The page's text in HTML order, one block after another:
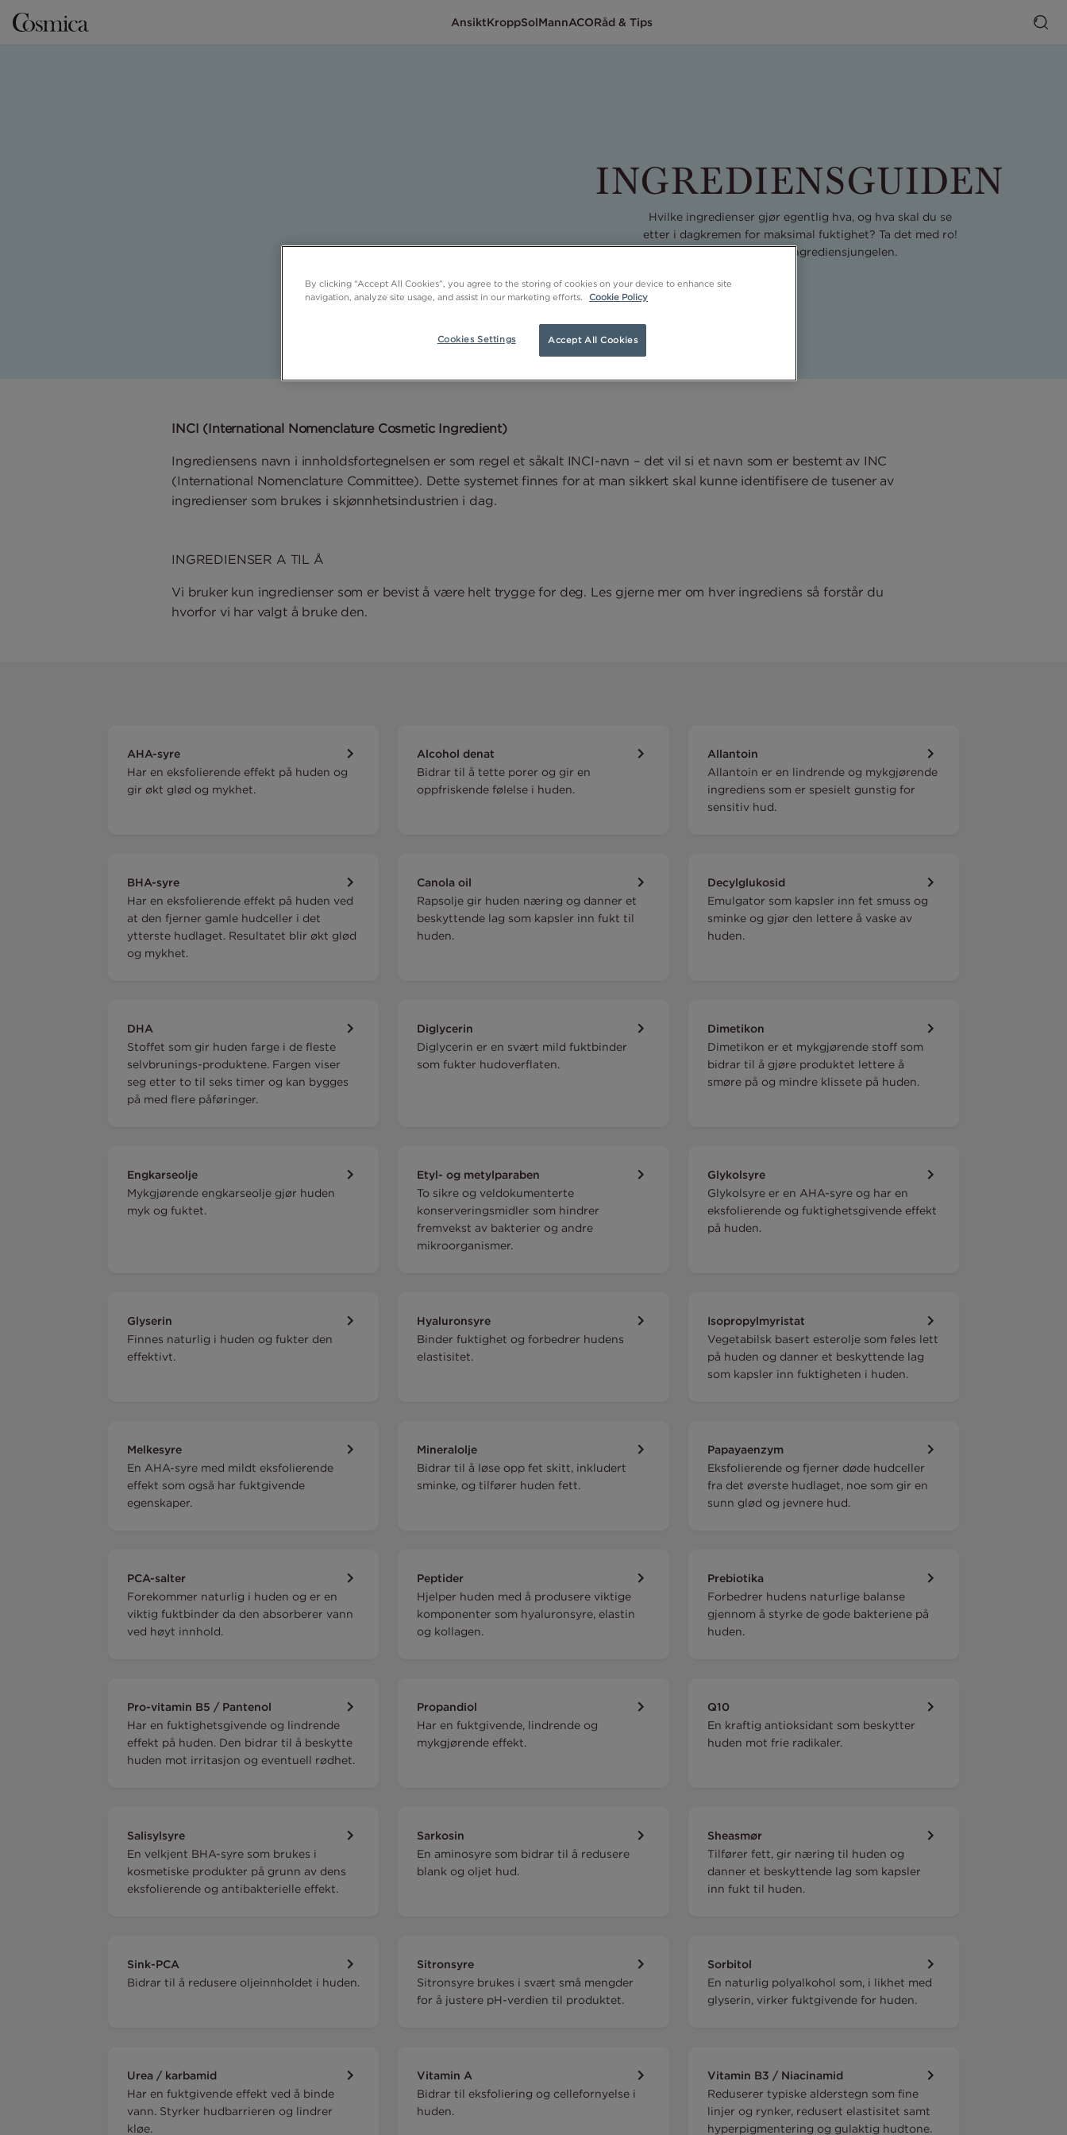
AnsiktKroppSolMannACORåd & Tips
INGREDIENSGUIDEN
Hvilke ingredienser gjør egentlig hva, og hva skal du se
etter i dagkremen for maksimal fuktighet? Ta det med ro!
Vi hjelper deg i ingrediensjungelen.
INCI (International Nomenclature Cosmetic Ingredient)
Ingrediensens navn i innholdsfortegnelsen er som regel et såkalt INCI-navn – det vil si et navn som er bestemt av INC
(International Nomenclature Committee). Dette systemet finnes for at man sikkert skal kunne identifisere de tusener av
ingredienser som brukes i skjønnhetsindustrien i dag.
INGREDIENSER A TIL Å
Vi bruker kun ingredienser som er bevist å være helt trygge for deg. Les gjerne mer om hver ingrediens så forstår du
hvorfor vi har valgt å bruke den.
AHA-syre
Har en eksfolierende effekt på huden og
gir økt glød og mykhet.
Alcohol denat
Bidrar til å tette porer og gir en
oppfriskende følelse i huden.
Allantoin
Allantoin er en lindrende og mykgjørende
ingrediens som er spesielt gunstig for
sensitiv hud.
BHA-syre
Har en eksfolierende effekt på huden ved
at den fjerner gamle hudceller i det
ytterste hudlaget. Resultatet blir økt glød
og mykhet.
Canola oil
Rapsolje gir huden næring og danner et
beskyttende lag som kapsler inn fukt til
huden.
Decylglukosid
Emulgator som kapsler inn fet smuss og
sminke og gjør den lettere å vaske av
huden.
DHA
Stoffet som gir huden farge i de fleste
selvbrunings-produktene. Fargen viser
seg etter to til seks timer og kan bygges
på med flere påføringer.
Diglycerin
Diglycerin er en svært mild fuktbinder
som fukter hudoverflaten.
Dimetikon
Dimetikon er et mykgjørende stoff som
bidrar til å gjøre produktet lettere å
smøre på og mindre klissete på huden.
Engkarseolje
Mykgjørende engkarseolje gjør huden
myk og fuktet.
Etyl- og metylparaben
To sikre og veldokumenterte
konserveringsmidler som hindrer
fremvekst av bakterier og andre
mikroorganismer.
Glykolsyre
Glykolsyre er en AHA-syre og har en
eksfolierende og fuktighetsgivende effekt
på huden.
Glyserin
Finnes naturlig i huden og fukter den
effektivt.
Hyaluronsyre
Binder fuktighet og forbedrer hudens
elastisitet.
Isopropylmyristat
Vegetabilsk basert esterolje som føles lett
på huden og danner et beskyttende lag
som kapsler inn fuktigheten i huden.
Melkesyre
En AHA-syre med mildt eksfolierende
effekt som også har fuktgivende
egenskaper.
Mineralolje
Bidrar til å løse opp fet skitt, inkludert
sminke, og tilfører huden fett.
Papayaenzym
Eksfolierende og fjerner døde hudceller
fra det øverste hudlaget, noe som gir en
sunn glød og jevnere hud.
PCA-salter
Forekommer naturlig i huden og er en
viktig fuktbinder da den absorberer vann
ved høyt innhold.
Peptider
Hjelper huden med å produsere viktige
komponenter som hyaluronsyre, elastin
og kollagen.
Prebiotika
Forbedrer hudens naturlige balanse
gjennom å styrke de gode bakteriene på
huden.
Pro-vitamin B5 / Pantenol
Har en fuktighetsgivende og lindrende
effekt på huden. Den bidrar til å beskytte
huden mot irritasjon og eventuell rødhet.
Propandiol
Har en fuktgivende, lindrende og
mykgjørende effekt.
Q10
En kraftig antioksidant som beskytter
huden mot frie radikaler.
Salisylsyre
En velkjent BHA-syre som brukes i
kosmetiske produkter på grunn av dens
eksfolierende og antibakterielle effekt.
Sarkosin
En aminosyre som bidrar til å redusere
blank og oljet hud.
Sheasmør
Tilfører fett, gir næring til huden og
danner et beskyttende lag som kapsler
inn fukt til huden.
Sink-PCA
Bidrar til å redusere oljeinnholdet i huden.
Sitronsyre
Sitronsyre brukes i svært små mengder
for å justere pH-verdien til produktet.
Sorbitol
En naturlig polyalkohol som, i likhet med
glyserin, virker fuktgivende for huden.
Urea / karbamid
Har en fuktgivende effekt ved å binde
vann. Styrker hudbarrieren og lindrer
kløe.
Vitamin A
Bidrar til eksfoliering og cellefornyelse i
huden.
Vitamin B3 / Niacinamid
Reduserer typiske alderstegn som fine
linjer og rynker, redusert elastisitet samt
hyperpigmentering og gulaktig hudtone.
By clicking “Accept All Cookies”, you agree to the storing of cookies on your device to enhance site
navigation, analyze site usage, and assist in our marketing efforts.
Cookie Policy
Cookies Settings Accept All Cookies